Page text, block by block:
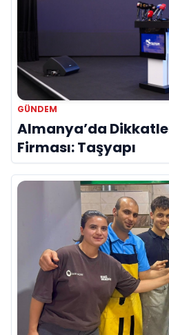
GÜNDEM
Almanya’da
Firması: Taşyapı